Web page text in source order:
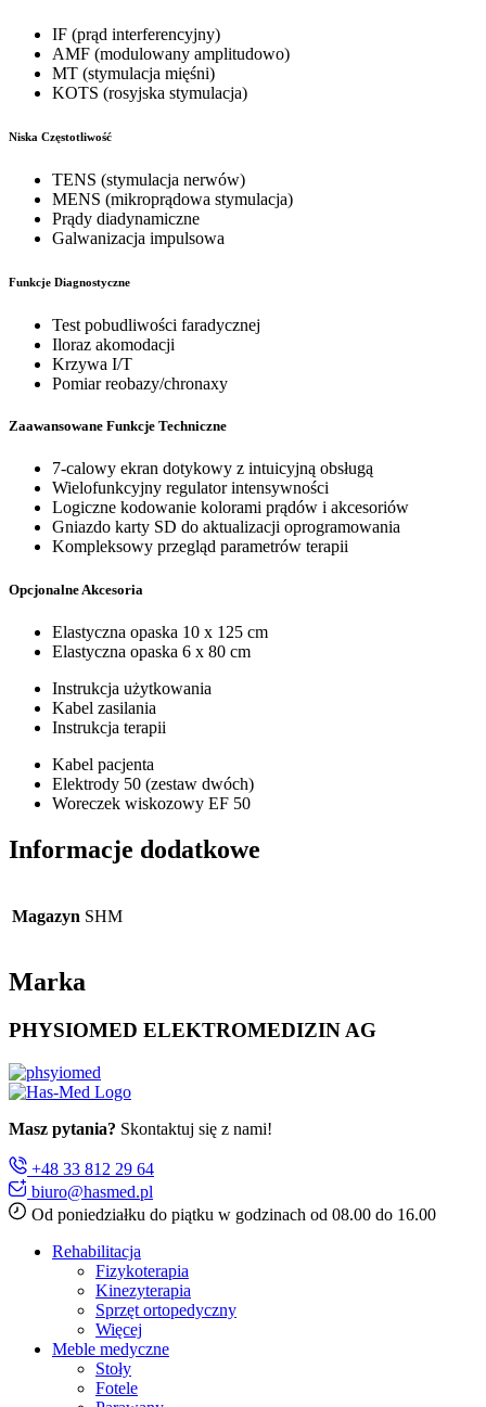
IF (prąd interferencyjny)
AMF (modulowany amplitudowo)
MT (stymulacja mięśni)
KOTS (rosyjska stymulacja)
Niska Częstotliwość
TENS (stymulacja nerwów)
MENS (mikroprądowa stymulacja)
Prądy diadynamiczne
Galwanizacja impulsowa
Funkcje Diagnostyczne
Test pobudliwości faradycznej
Iloraz akomodacji
Krzywa I/T
Pomiar reobazy/chronaxy
Zaawansowane Funkcje Techniczne
7-calowy ekran dotykowy z intuicyjną obsługą
Wielofunkcyjny regulator intensywności
Logiczne kodowanie kolorami prądów i akcesoriów
Gniazdo karty SD do aktualizacji oprogramowania
Kompleksowy przegląd parametrów terapii
Opcjonalne Akcesoria
Elastyczna opaska 10 x 125 cm
Elastyczna opaska 6 x 80 cm
Instrukcja użytkowania
Kabel zasilania
Instrukcja terapii
Kabel pacjenta
Elektrody 50 (zestaw dwóch)
Woreczek wiskozowy EF 50
Informacje dodatkowe
Magazyn SHM
Marka
PHYSIOMED ELEKTROMEDIZIN AG
Masz pytania? Skontaktuj się z nami!
+48 33 812 29 64
biuro@hasmed.pl
Od poniedziałku do piątku w godzinach od 08.00 do 16.00
Rehabilitacja
Fizykoterapia
Kinezyterapia
Sprzęt ortopedyczny
Więcej
Meble medyczne
Stoły
Fotele